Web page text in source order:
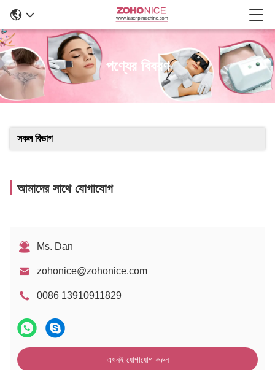
পণ্যের বিবরণ
সকল বিভাগ
আমাদের সাথে যোগাযোগ
Ms. Dan
zohonice@zohonice.com
0086 13910911829
এখনই যোগাযোগ করুন